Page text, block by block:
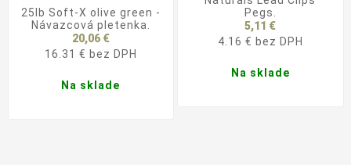
25lb Soft-X olive green -
Návazcová pletenka.
20,06 €
16.31 € bez DPH
Na sklade
Pegs.
5,11 €
4.16 € bez DPH
Na sklade